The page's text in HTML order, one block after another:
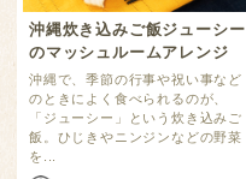
沖縄炊き込みご飯ジューシー
のマッシュルームアレンジ
沖縄で、季節の行事や祝い事など
のときによく食べられるのが、
「ジューシー」という炊き込みご
飯。ひじきやニンジンなどの野菜
を...